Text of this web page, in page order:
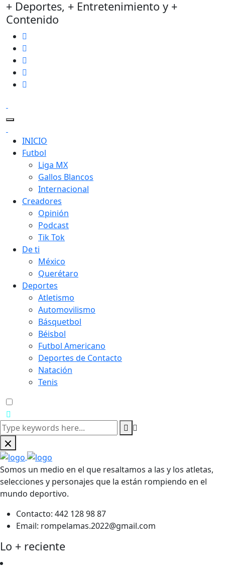
+ Deportes, + Entretenimiento y +
Contenido
INICIO
Futbol
Liga MX
Gallos Blancos
Internacional
Creadores
Opinión
Podcast
Tik Tok
De ti
México
Querétaro
Deportes
Atletismo
Automovilismo
Básquetbol
Béisbol
Futbol Americano
Deportes de Contacto
Natación
Tenis
Somos un medio en el que resaltamos a las y los atletas,
selecciones y personajes que la están rompiendo en el
mundo deportivo.
Contacto: 442 128 98 87
Email: rompelamas.2022@gmail.com
Lo + reciente